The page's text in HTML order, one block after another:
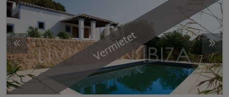
Vermietet